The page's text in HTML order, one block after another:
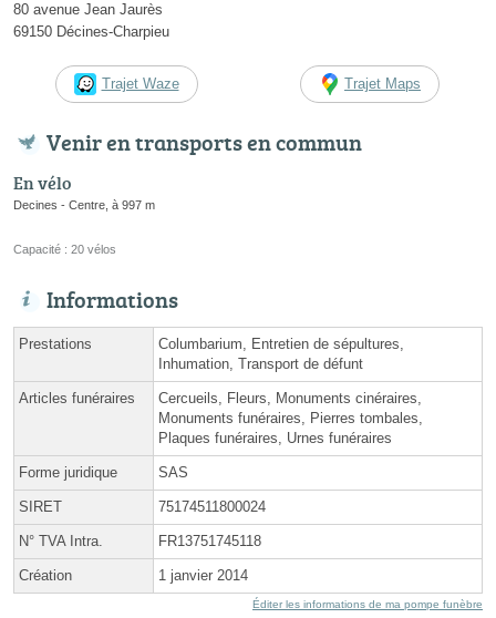
80 avenue Jean Jaurès
69150 Décines-Charpieu
Trajet Waze Trajet Maps
Venir en transports en commun
En vélo
Decines - Centre, à 997 m
Capacité : 20 vélos
Informations
Prestations
Columbarium, Entretien de sépultures,
Inhumation, Transport de défunt
Articles funéraires
Cercueils, Fleurs, Monuments cinéraires,
Monuments funéraires, Pierres tombales,
Plaques funéraires, Urnes funéraires
Forme juridique SAS
SIRET 75174511800024
N° TVA Intra. FR13751745118
Création 1 janvier 2014
Éditer les informations de ma pompe funèbre